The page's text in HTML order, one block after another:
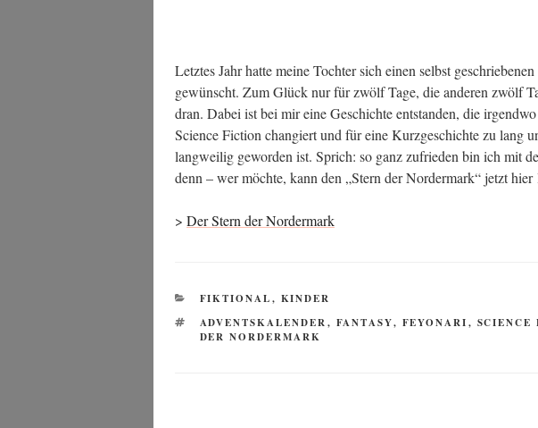
Letz­tes Jahr hat­te mei­ne Toch­ter sich einen selbst
gewünscht. Zum Glück nur für zwölf Tage, die ande­ren zwölf
dran. Dabei ist bei mir eine Geschich­te ent­stan­den, die
Sci­ence Fic­tion chan­giert und für eine Kurz­ge­schich­te zu lang
lang­wei­lig gewor­den ist. Sprich: so ganz zufrie­den bin ich mit
denn – wer möch­te, kann den „Stern der Nor­der­mark“ jetzt hier
> Der Stern der Nordermark
KATEGORIEN
FIKTIONAL, KINDER
SCHLAGWÖRTER
ADVENTSKALENDER, FANTASY, FEYONARI, SCIENCE
DER NORDERMARK